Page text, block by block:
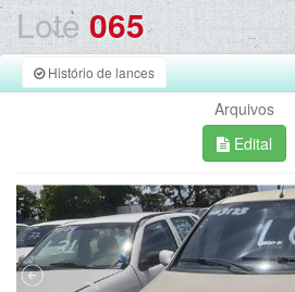
Lote 065
Histório de lances
Arquivos
Edital